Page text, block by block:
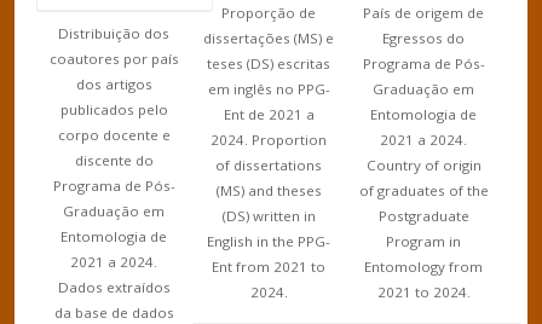
Distribuição dos
coautores por país
dos artigos
publicados pelo
corpo docente e
discente do
Programa de Pós-
Graduação em
Entomologia de
2021 a 2024.
Dados extraídos
da base de dados
Proporção de
dissertações (MS) e
teses (DS) escritas
em inglês no PPG-
Ent de 2021 a
2024. Proportion
of dissertations
(MS) and theses
(DS) written in
English in the PPG-
Ent from 2021 to
2024.
País de origem de
Egressos do
Programa de Pós-
Graduação em
Entomologia de
2021 a 2024.
Country of origin
of graduates of the
Postgraduate
Program in
Entomology from
2021 to 2024.